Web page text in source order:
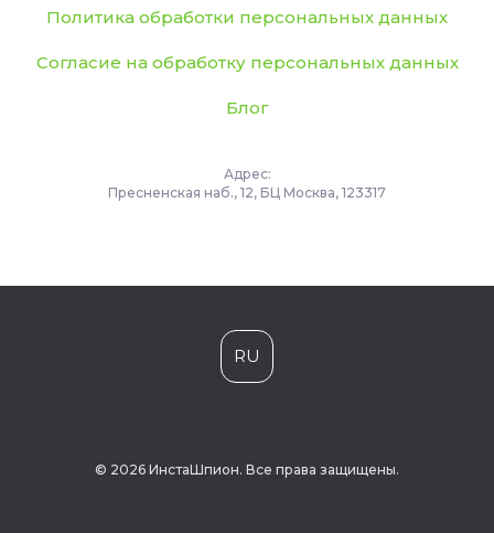
Политика обработки персональных данных
Согласие на обработку персональных данных
Блог
Адрес:
Пресненская наб., 12, БЦ Москва, 123317
RU
© 2026 ИнстаШпион. Все права защищены.